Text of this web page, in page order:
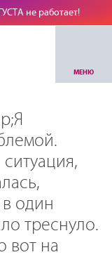
не работает!
МЕНЮ
в один
треснуло.
вот на